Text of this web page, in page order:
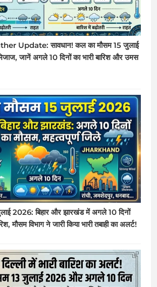
Update: सावधान! कल का मौसम 15 जुलाई
जानें अगले 10 दिनों का भारी बारिश और उमस
2026: बिहार और झारखंड में अगले 10 दिनों
मौसम विभाग ने जारी किया भारी तबाही का अलर्ट!